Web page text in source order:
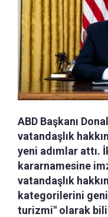
ABD Başkanı
vatandaşlık
yeni adımlar attı.
kararnamesine
vatandaşlık
kategorilerini
turizmi" olarak